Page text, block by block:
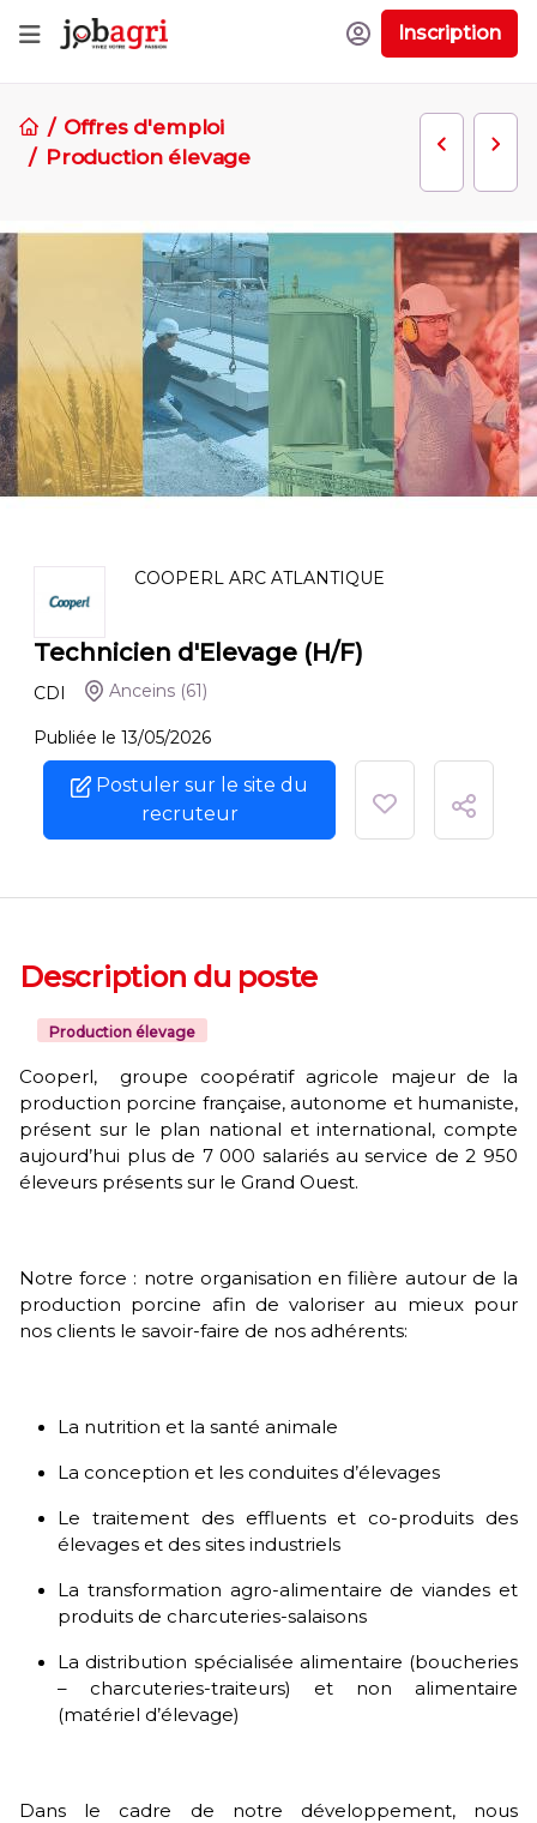
Inscription
Offres d'emploi
Production élevage
COOPERL ARC ATLANTIQUE
Technicien d'Elevage (H/F)
CDI Anceins (61)
Publiée le 13/05/2026
Postuler sur le site du
recruteur
Description du poste
Production élevage
Cooperl, groupe coopératif agricole majeur de la
production porcine française, autonome et humaniste,
présent sur le plan national et international, compte
aujourd’hui plus de 7 000 salariés au service de 2 950
éleveurs présents sur le Grand Ouest.
Notre force : notre organisation en filière autour de la
production porcine afin de valoriser au mieux pour
nos clients le savoir-faire de nos adhérents:
La nutrition et la santé animale
La conception et les conduites d’élevages
Le traitement des effluents et co-produits des
élevages et des sites industriels
La transformation agro-alimentaire de viandes et
produits de charcuteries-salaisons
La distribution spécialisée alimentaire (boucheries
– charcuteries-traiteurs) et non alimentaire
(matériel d’élevage)
Dans le cadre de notre développement, nous